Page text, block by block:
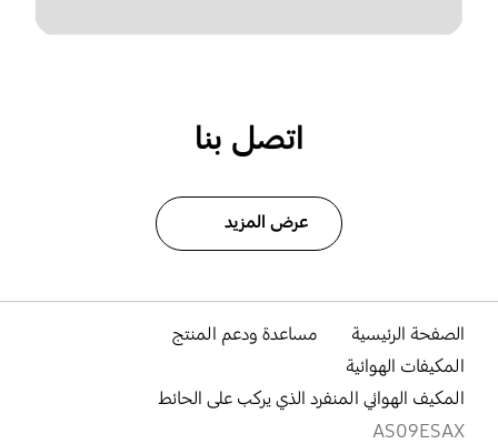
اتصل بنا
عرض المزيد
الصفحة الرئيسية
مساعدة ودعم المنتج
المكيفات الهوائية
المكيف الهوائي المنفرد الذي يركب على الحائط
AS09ESAX